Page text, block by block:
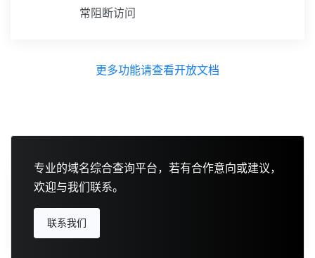
常阻断访问
更多功能请查看开放文档
专业的域名综合查询平台，若有合作意向或建议，
欢迎与我们联系。
联系我们